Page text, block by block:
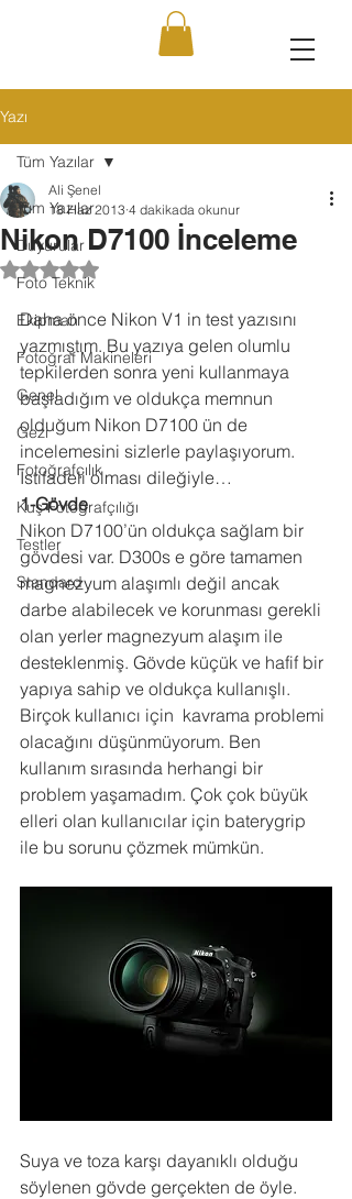
Yazı
Tüm Yazılar
Duyurular
Foto Teknik
Ekipman
Fotoğraf Makineleri
Genel
Gezi
Fotoğrafçılık
Kuş Fotoğrafçılığı
Testler
Standard
Tüm Yazılar
Nikon D7100 İnceleme
Ali Şenel
18 Haz 2013 4 dakikada okunur
5 üzerinden NaN yıldız
Daha önce Nikon V1 in test yazısını
yazmıştım. Bu yazıya gelen olumlu
tepkilerden sonra yeni kullanmaya
başladığım ve oldukça memnun
olduğum Nikon D7100 ün de
incelemesini sizlerle paylaşıyorum.
İstifadeli olması dileğiyle…
1-Gövde
Nikon D7100’ün oldukça sağlam bir
gövdesi var. D300s e göre tamamen
magnezyum alaşımlı değil ancak
darbe alabilecek ve korunması gerekli
olan yerler magnezyum alaşım ile
desteklenmiş. Gövde küçük ve hafif bir
yapıya sahip ve oldukça kullanışlı.
Birçok kullanıcı için  kavrama problemi
olacağını düşünmüyorum. Ben
kullanım sırasında herhangi bir
problem yaşamadım. Çok çok büyük
elleri olan kullanıcılar için baterygrip
ile bu sorunu çözmek mümkün.
Suya ve toza karşı dayanıklı olduğu
söylenen gövde gerçekten de öyle.